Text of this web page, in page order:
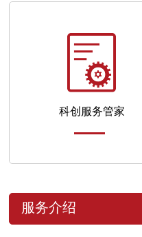
服务介绍
科创服务管家